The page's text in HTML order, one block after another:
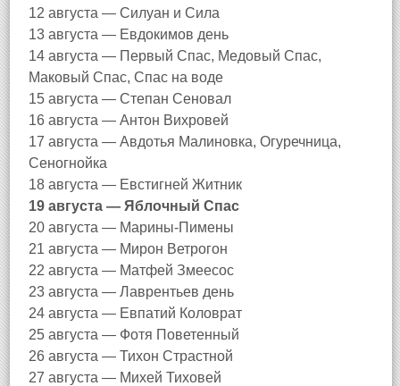
12 августа — Силуан и Сила
13 августа — Евдокимов день
14 августа — Первый Спас, Медовый Спас,
Маковый Спас, Спас на воде
15 августа — Степан Сеновал
16 августа — Антон Вихровей
17 августа — Авдотья Малиновка, Огуречница,
Сеногнойка
18 августа — Евстигней Житник
19 августа — Яблочный Спас
20 августа — Марины-Пимены
21 августа — Мирон Ветрогон
22 августа — Матфей Змеесос
23 августа — Лаврентьев день
24 августа — Евпатий Коловрат
25 августа — Фотя Поветенный
26 августа — Тихон Страстной
27 августа — Михей Тиховей